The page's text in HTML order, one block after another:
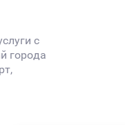
с
города